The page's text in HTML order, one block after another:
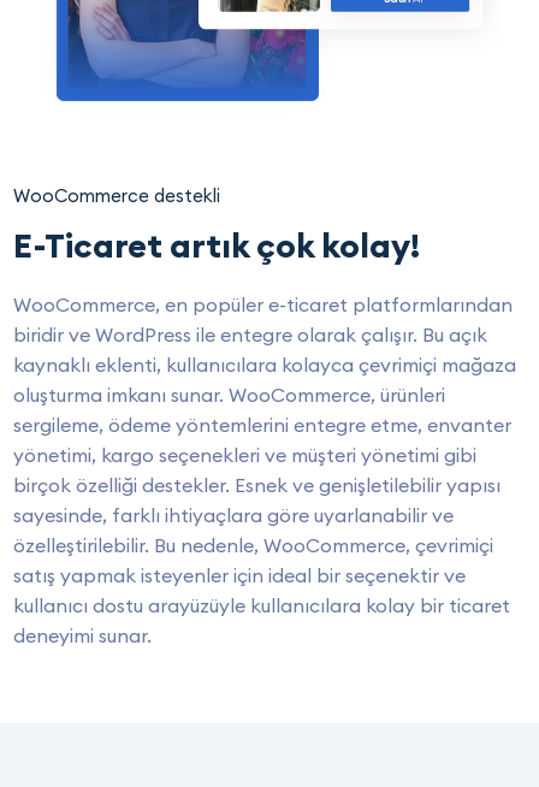
WooCommerce destekli
E-Ticaret artık çok kolay!
WooCommerce, en popüler e-ticaret platformlarından
biridir ve WordPress ile entegre olarak çalışır. Bu açık
kaynaklı eklenti, kullanıcılara kolayca çevrimiçi mağaza
oluşturma imkanı sunar. WooCommerce, ürünleri
sergileme, ödeme yöntemlerini entegre etme, envanter
yönetimi, kargo seçenekleri ve müşteri yönetimi gibi
birçok özelliği destekler. Esnek ve genişletilebilir yapısı
sayesinde, farklı ihtiyaçlara göre uyarlanabilir ve
özelleştirilebilir. Bu nedenle, WooCommerce, çevrimiçi
satış yapmak isteyenler için ideal bir seçenektir ve
kullanıcı dostu arayüzüyle kullanıcılara kolay bir ticaret
deneyimi sunar.